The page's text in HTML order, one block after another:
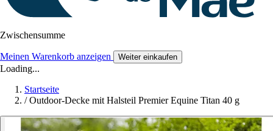
Zwischensumme
Meinen Warenkorb anzeigen Weiter einkaufen
Loading...
Startseite
/ Outdoor-Decke mit Halsteil Premier Equine Titan 40 g